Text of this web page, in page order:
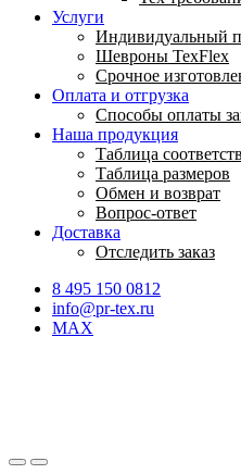
Услуги
Индивидуальный
Шевроны TexFlex
Срочное
Оплата и отгрузка
Способы оплаты
Наша продукция
Таблица
Таблица размеров
Обмен и возврат
Вопрос-ответ
Доставка
Отследить заказ
8 495 150 0812
info@pr-tex.ru
MAX